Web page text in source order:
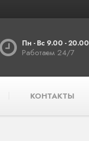
Пн - Вс 9.00 - 20.00
Работаем 24/7
КОНТАКТЫ